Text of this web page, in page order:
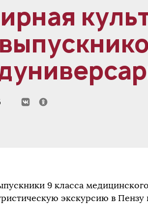
9 класса
экскурсию в